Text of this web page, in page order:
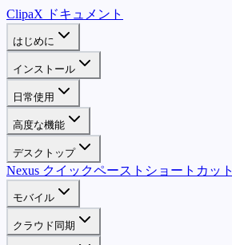
ClipaX ドキュメント
はじめに
インストール
日常使用
高度な機能
デスクトップ
Nexus クイックペースト ショートカット
モバイル
クラウド同期